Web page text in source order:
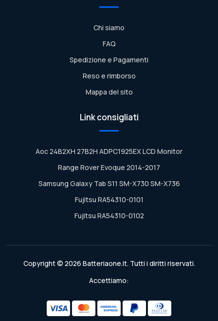
Chi siamo
FAQ
Spedizione e Pagamenti
Reso e rimborso
Mappa del sito
Link consigliati
Aoc 24B2XH 27B2H ADPC1925EX LCD Monitor
Range Rover Evoque 2014-2017
Samsung Galaxy Tab S11 SM-X730 SM-X736
Fujitsu RA54310-0101
Fujitsu RA54310-0102
Copyright © 2026 Batteriaone.it. Tutti i diritti riservati.
Accettiamo: